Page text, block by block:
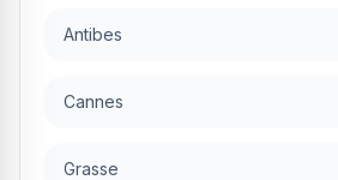
Antibes
Cannes
Grasse